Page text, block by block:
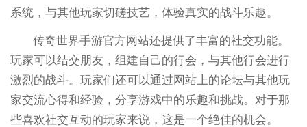
系统，与其他玩家切磋技艺，体验真实的战斗乐趣。
传奇世界手游官方网站还提供了丰富的社交功能。
玩家可以结交朋友，组建自己的行会，与其他行会进行
激烈的战斗。玩家们还可以通过网站上的论坛与其他玩
家交流心得和经验，分享游戏中的乐趣和挑战。对于那
些喜欢社交互动的玩家来说，这是一个绝佳的机会。